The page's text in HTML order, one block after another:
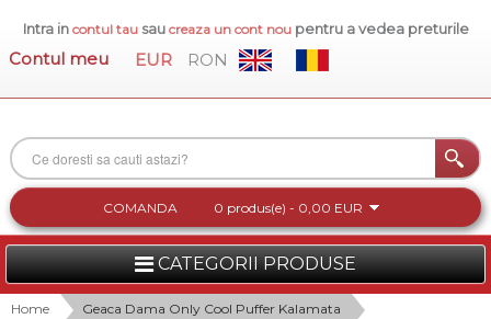
Intra in contul tausau creaza un cont nou pentru a vedea preturile
Contul meu EUR RON
COMANDA 0 produs(e) - 0,00 EUR
CATEGORII PRODUSE
FEMEI
Home Geaca Dama Only Cool Puffer Kalamata